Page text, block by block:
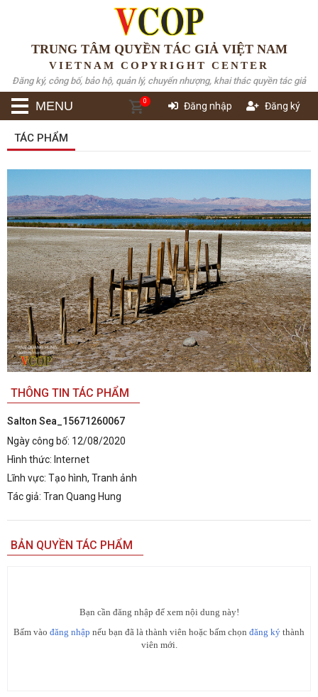
TRUNG TÂM QUYỀN TÁC GIẢ VIỆT NAM
VIETNAM COPYRIGHT CENTER
Đăng ký, công bố, bảo hộ, quản lý, chuyển nhượng, khai thác quyền tác giả
0 Đăng nhập Đăng ký
MENU
TÁC PHẨM
THÔNG TIN TÁC PHẨM
Salton Sea_15671260067
Ngày công bố: 12/08/2020
Hình thức: Internet
Lĩnh vực: Tạo hình, Tranh ảnh
Tác giả: Tran Quang Hung
BẢN QUYỀN TÁC PHẨM
Bạn cần đăng nhập để xem nội dung này!
Bấm vào đăng nhập nếu bạn đã là thành viên hoặc bấm chọn đăng ký thành
viên mới.